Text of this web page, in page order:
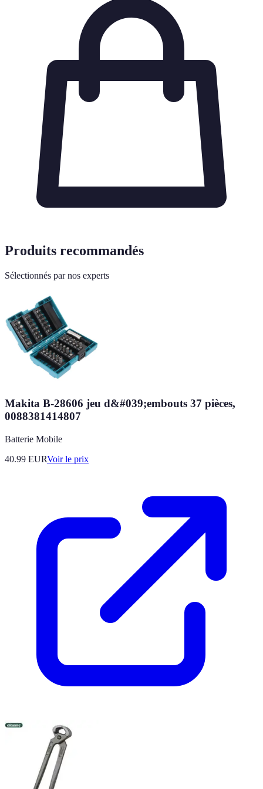
Produits recommandés
Sélectionnés par nos experts
Makita B-28606 jeu d&#039;embouts 37 pièces,
0088381414807
Batterie Mobile
40.99 EURVoir le prix